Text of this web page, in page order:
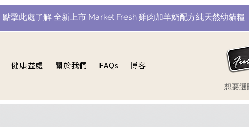
​點擊此處了解 全新上市 Market Fresh 雞肉加羊奶配方純天然幼貓糧
健康益處 關於我們 FAQs 博客
想要選